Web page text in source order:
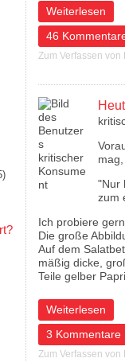
Weiterlesen
über
46
Zum Verfassen
"Nur
zum
Ich probiere
Die große
Auf dem
mäßig dicke,
Teile gelber
Weiterlesen
über Heute
3 Kommentare
Zum Verfassen